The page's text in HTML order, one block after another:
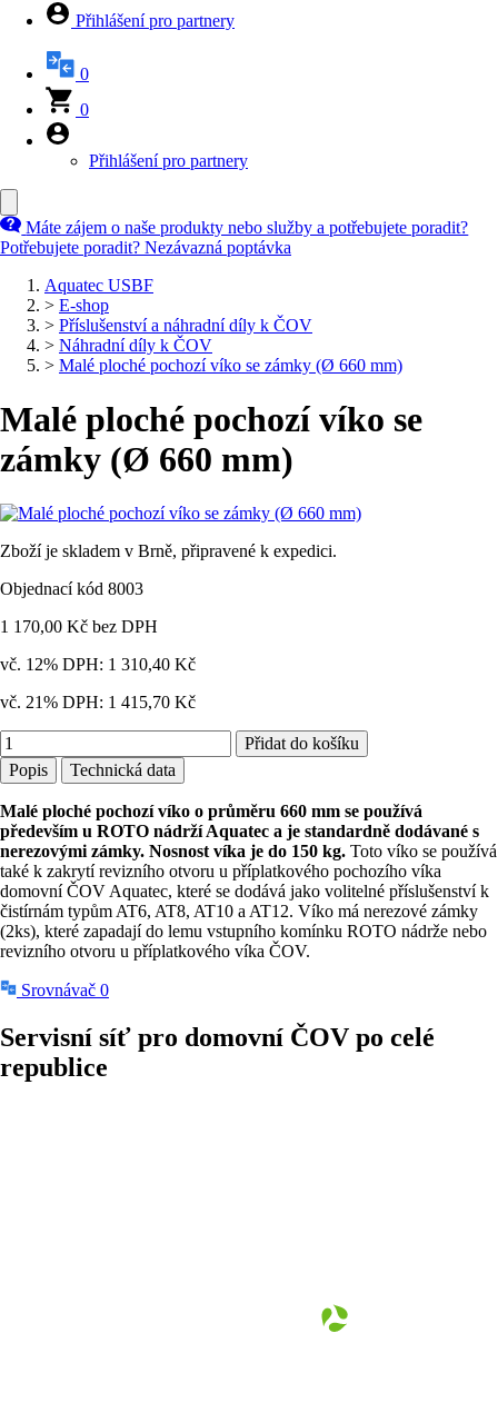
Přihlášení pro partnery
0
0
Přihlášení pro partnery
Máte zájem o naše produkty nebo služby a potřebujete poradit?
Potřebujete poradit? Nezávazná poptávka
Aquatec USBF
> E-shop
> Příslušenství a náhradní díly k ČOV
> Náhradní díly k ČOV
> Malé ploché pochozí víko se zámky (Ø 660 mm)
Malé ploché pochozí víko se
zámky (Ø 660 mm)
Zboží je skladem v Brně, připravené k expedici.
Objednací kód 8003
1 170,00 Kč bez DPH
vč. 12% DPH: 1 310,40 Kč
vč. 21% DPH: 1 415,70 Kč
Přidat do košíku
Popis
Technická data
Malé ploché pochozí víko o průměru 660 mm se používá
především u ROTO nádrží Aquatec a je standardně dodávané s
nerezovými zámky. Nosnost víka je do 150 kg. Toto víko se používá
také k zakrytí revizního otvoru u příplatkového pochozího víka
domovní ČOV Aquatec, které se dodává jako volitelné příslušenství k
čistírnám typům AT6, AT8, AT10 a AT12. Víko má nerezové zámky
(2ks), které zapadají do lemu vstupního komínku ROTO nádrže nebo
revizního otvoru u příplatkového víka ČOV.
Srovnávač 0
Servisní síť pro domovní ČOV po celé
republice